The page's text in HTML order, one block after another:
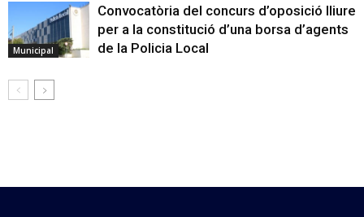
Municipal
Convocatòria del concurs d’oposició lliure
per a la constitució d’una borsa d’agents
de la Policia Local